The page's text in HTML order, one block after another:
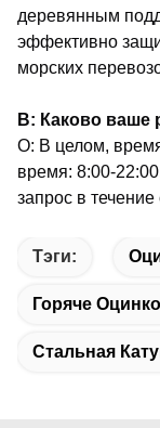
деревянным
эффективно
морских
В: Каково ваше
О: В целом,
время: 8:00-
запрос в
Тэги:
Горяче
Стальная